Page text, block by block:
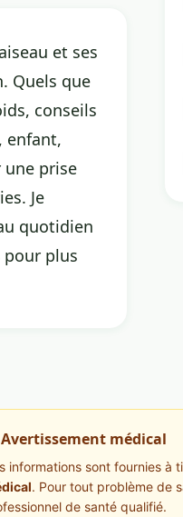
et ses
Quels que
conseils
enfant,
une prise
Je
quotidien
pour plus
Avertissement médical
informations sont fournies à
. Pour tout problème de
de santé qualifié.